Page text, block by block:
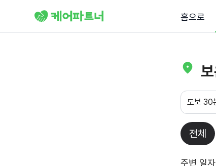
홈으로
도보 30
전체
주변 일자